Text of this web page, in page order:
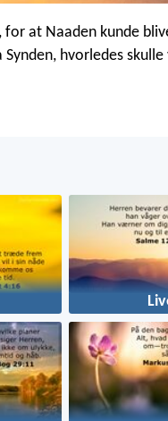
for at Naaden kunde
hvorledes skulle